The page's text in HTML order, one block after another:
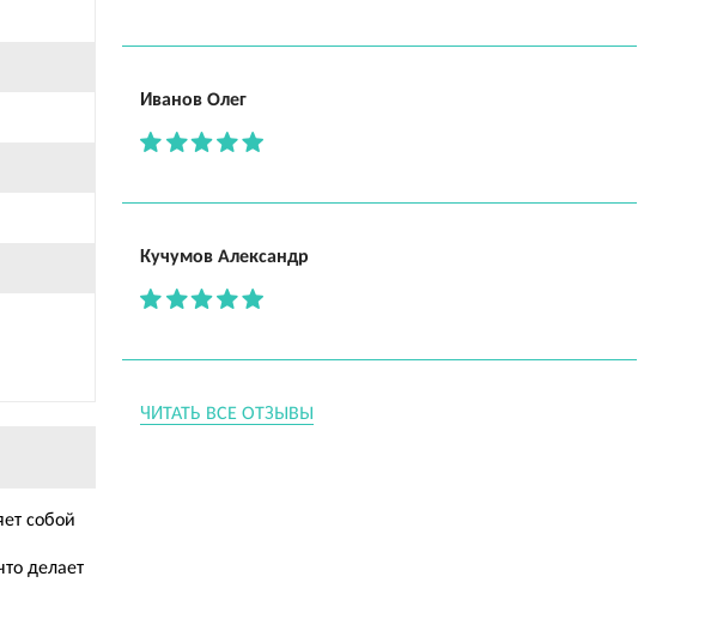
собой
делает
Иванов Олег
Кучумов Александр
ЧИТАТЬ ВСЕ ОТЗЫВЫ